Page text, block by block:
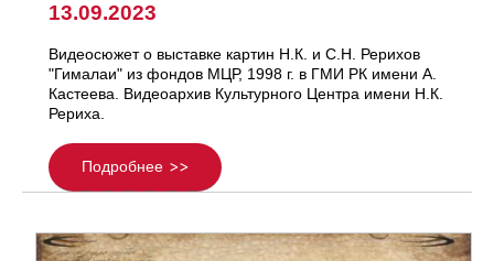
13.09.2023
Видеосюжет о выставке картин Н.К. и С.Н. Рерихов
"Гималаи" из фондов МЦР, 1998 г. в ГМИ РК имени А.
Кастеева. Видеоархив Культурного Центра имени Н.К.
Рериха.
Подробнее